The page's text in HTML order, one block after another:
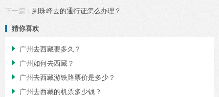
下一篇： 到珠峰去的通行证怎么办理？
猜你喜欢
 广州去西藏要多久？
 广州如何去西藏？
 广州去西藏游铁路票价是多少？
 广州去西藏的机票多少钱？